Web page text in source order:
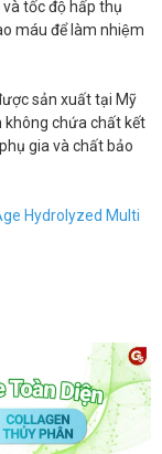
tốc độ hấp thụ
máu để làm nhiệm
sản xuất tại Mỹ
không chứa chất kết
gia và chất bảo
Hydrolyzed Multi